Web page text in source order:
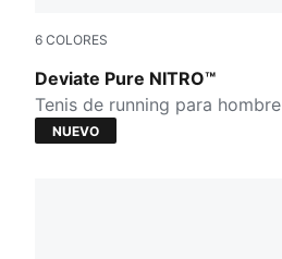
6 COLORES
Deviate Pure NITRO™
Alpine Snow-Warm White
Tenis de running para hombre
NUEVO